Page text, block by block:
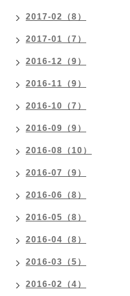
2017-02（8）
2017-01（7）
2016-12（9）
2016-11（9）
2016-10（7）
2016-09（9）
2016-08（10）
2016-07（9）
2016-06（8）
2016-05（8）
2016-04（8）
2016-03（5）
2016-02（4）